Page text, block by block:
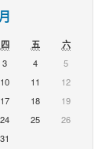
四 五
六
3 4
5
10 11
12
17 18
19
24 25
26
31